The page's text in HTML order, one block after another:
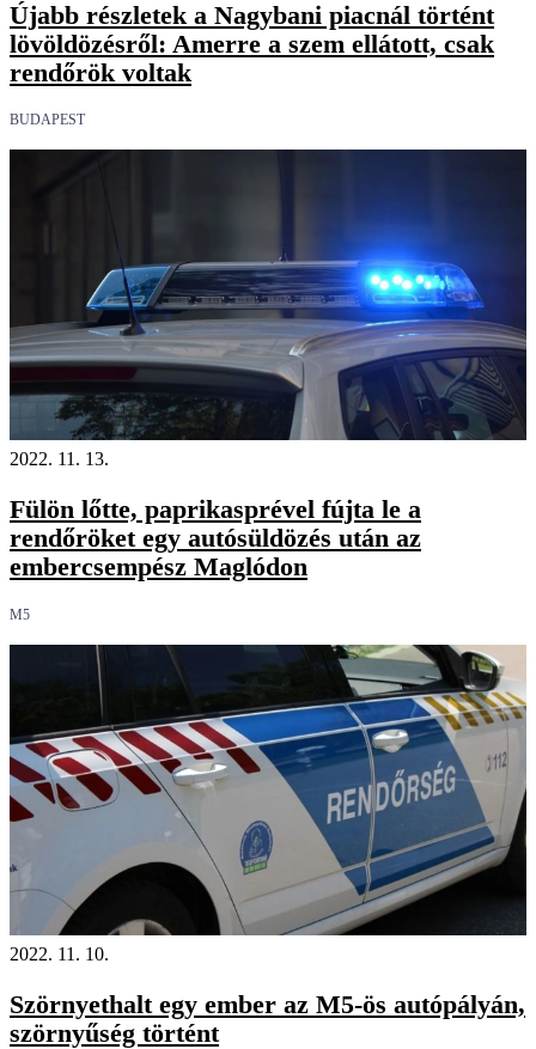
Újabb részletek a Nagybani piacnál történt
lövöldözésről: Amerre a szem ellátott, csak
rendőrök voltak
BUDAPEST
2022. 11. 13.
Fülön lőtte, paprikasprével fújta le a
rendőröket egy autósüldözés után az
embercsempész Maglódon
M5
2022. 11. 10.
Szörnyethalt egy ember az M5-ös autópályán,
szörnyűség történt